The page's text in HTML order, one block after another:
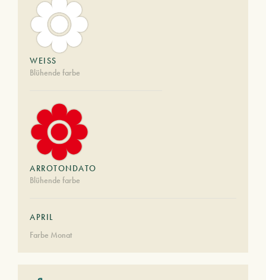
WEISS
Blühende farbe
ARROTONDATO
Blühende farbe
APRIL
Farbe Monat